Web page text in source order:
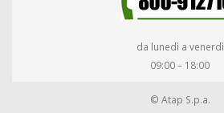
da lunedì a venerdì
09:00 – 18:00
© Atap S.p.a.